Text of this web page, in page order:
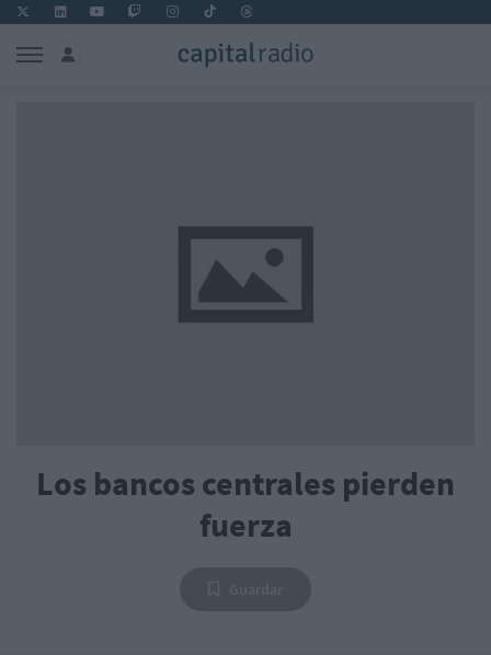
Los bancos centrales pierden
fuerza